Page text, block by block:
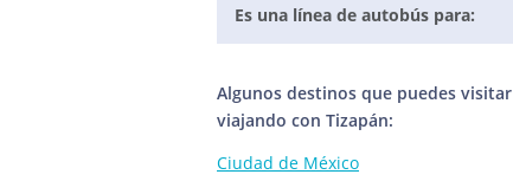
Es una línea de autobús para:
Algunos destinos que puedes visitar
viajando con Tizapán:
Ciudad de México